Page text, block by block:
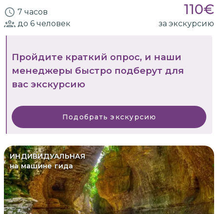
7 часов 110€
до 6 человек за экскурсию
Пройдите краткий опрос, и наши
менеджеры быстро подберут для
вас экскурсию
Подобрать экскурсию
ИНДИВИДУАЛЬНАЯ
на машине гида